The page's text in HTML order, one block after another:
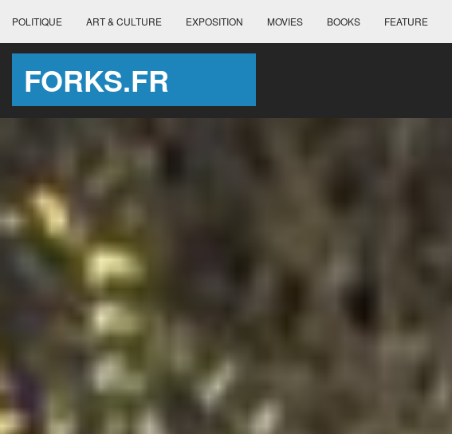
POLITIQUE ART & CULTURE EXPOSITION MOVIES BOOKS FEATURE
FORKS.FR